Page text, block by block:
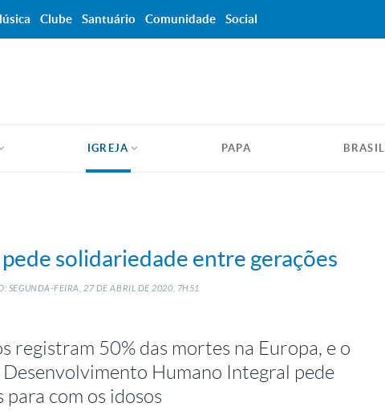
IGREJA PAPA BRASIL
solidariedade entre gerações
SEGUNDA-FEIRA, 27DEABRIL DE2020, 7H51
registram 50% das mortes na Europa, e o
Humano Integral pede
com os idosos
Clube Santuário Comunidade Social